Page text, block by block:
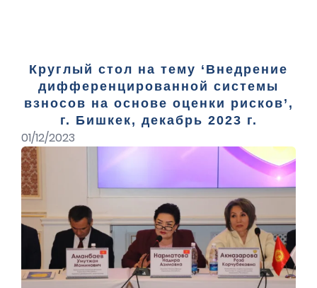
Круглый стол на тему ‘Внедрение
дифференцированной системы
взносов на основе оценки рисков’,
г. Бишкек, декабрь 2023 г.
01/12/2023